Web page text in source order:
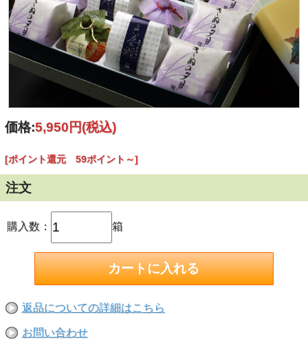
価格:5,950円(税込)
[ポイント還元 59ポイント～]
注文
購入数： 箱
返品についての詳細はこちら
お問い合わせ